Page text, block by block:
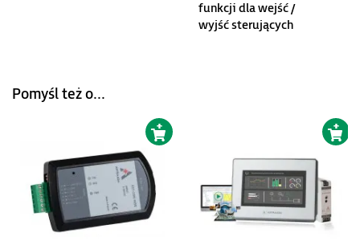
funkcji dla wejść /
wyjść sterujących
Pomyśl też o...